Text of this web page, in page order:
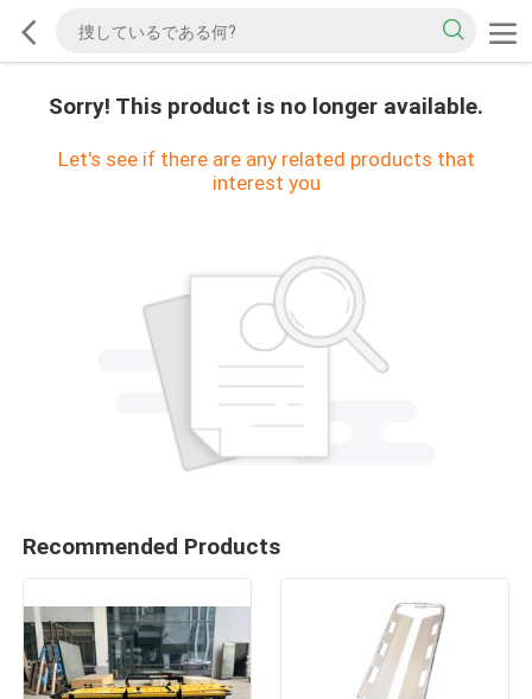
Sorry! This product is no longer available.
Let's see if there are any related products that
interest you
Recommended Products